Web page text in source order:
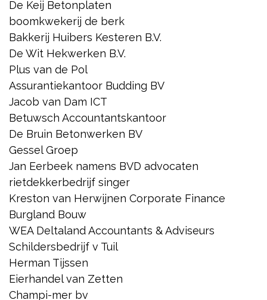
De Keij Betonplaten
boomkwekerij de berk
Bakkerij Huibers Kesteren B.V.
De Wit Hekwerken B.V.
Plus van de Pol
Assurantiekantoor Budding BV
Jacob van Dam ICT
Betuwsch Accountantskantoor
De Bruin Betonwerken BV
Gessel Groep
Jan Eerbeek namens BVD advocaten
rietdekkerbedrijf singer
Kreston van Herwijnen Corporate Finance
Burgland Bouw
WEA Deltaland Accountants & Adviseurs
Schildersbedrijf v Tuil
Herman Tijssen
Eierhandel van Zetten
Champi-mer bv